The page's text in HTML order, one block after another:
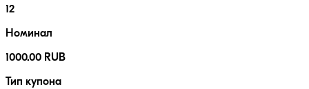
12
Номинал
1000.00 RUB
Тип купона